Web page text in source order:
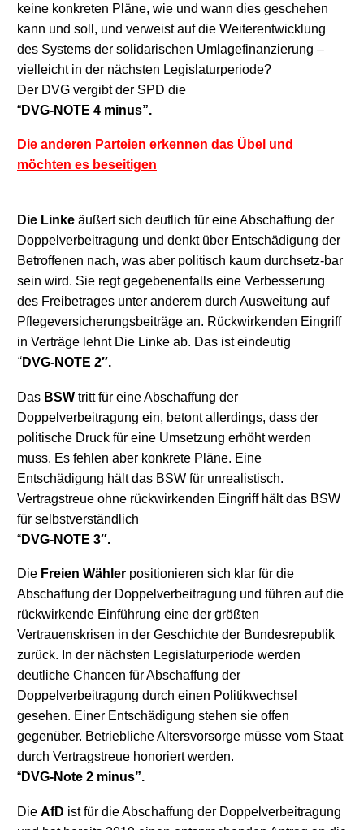
keine konkreten Pläne, wie und wann dies geschehen
kann und soll, und verweist auf die Weiterentwicklung
des Systems der solidarischen Umlagefinanzierung –
vielleicht in der nächsten Legislaturperiode?
Der DVG vergibt der SPD die
“DVG-NOTE 4 minus”.
Die anderen Parteien erkennen das Übel und
möchten es beseitigen
Die Linke äußert sich deutlich für eine Abschaffung der
Doppelverbeitragung und denkt über Entschädigung der
Betroffenen nach, was aber politisch kaum durchsetz-bar
sein wird. Sie regt gegebenenfalls eine Verbesserung
des Freibetrages unter anderem durch Ausweitung auf
Pflegeversicherungsbeiträge an. Rückwirkenden Eingriff
in Verträge lehnt Die Linke ab. Das ist eindeutig
“DVG-NOTE 2″.
Das BSW tritt für eine Abschaffung der
Doppelverbeitragung ein, betont allerdings, dass der
politische Druck für eine Umsetzung erhöht werden
muss. Es fehlen aber konkrete Pläne. Eine
Entschädigung hält das BSW für unrealistisch.
Vertragstreue ohne rückwirkenden Eingriff hält das BSW
für selbstverständlich
“DVG-NOTE 3″.
Die Freien Wähler positionieren sich klar für die
Abschaffung der Doppelverbeitragung und führen aufdie
rückwirkende Einführung eine der größten
Vertrauenskrisen in der Geschichte der Bundesrepublik
zurück. In der nächsten Legislaturperiode werden
deutliche Chancen für Abschaffung der
Doppelverbeitragung durch einen Politikwechsel
gesehen. Einer Entschädigung stehen sie offen
gegenüber. Betriebliche Altersvorsorge müsse vom Staat
durch Vertragstreue honoriert werden.
“DVG-Note 2 minus”.
Die AfD ist für die Abschaffung der Doppelverbeitragung